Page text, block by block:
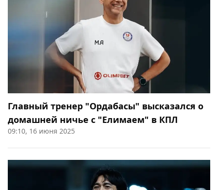
Главный тренер "Ордабасы" высказался о
домашней ничье с "Елимаем" в КПЛ
09:10, 16 июня 2025